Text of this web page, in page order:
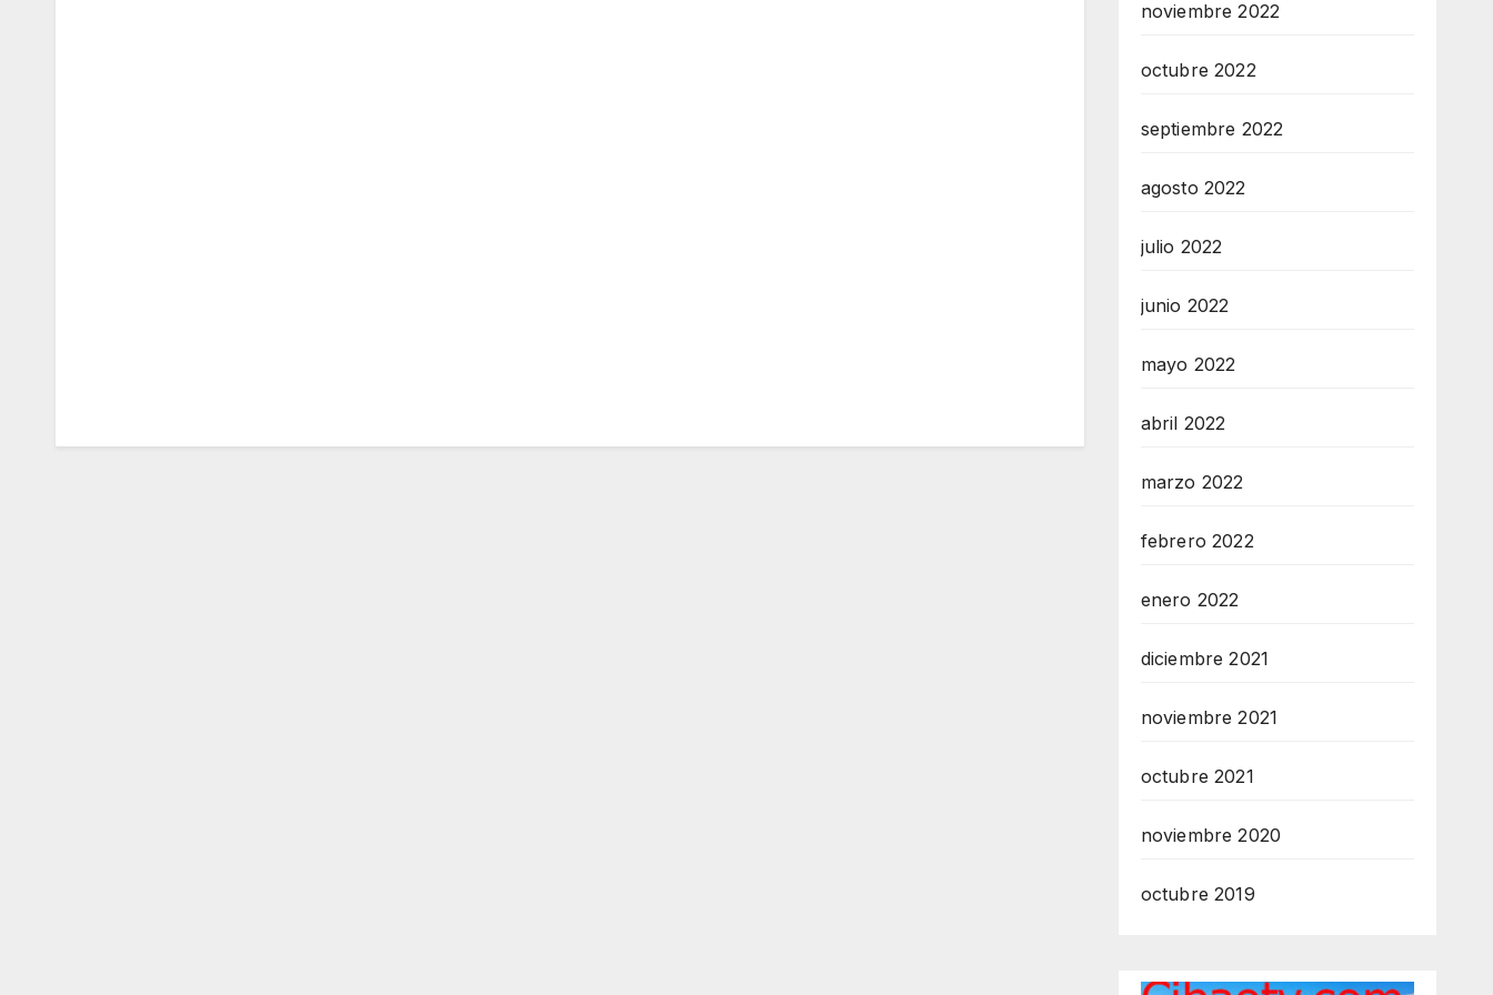
noviembre 2022
octubre 2022
septiembre 2022
agosto 2022
julio 2022
junio 2022
mayo 2022
abril 2022
marzo 2022
febrero 2022
enero 2022
diciembre 2021
noviembre 2021
octubre 2021
noviembre 2020
octubre 2019